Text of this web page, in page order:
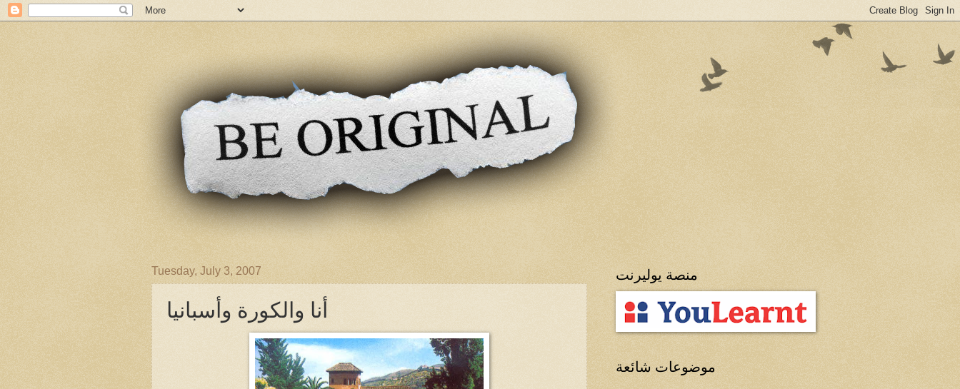
Tuesday, July 3, 2007
أنا والكورة وأسبانيا
منصة يوليرنت
موضوعات شائعة